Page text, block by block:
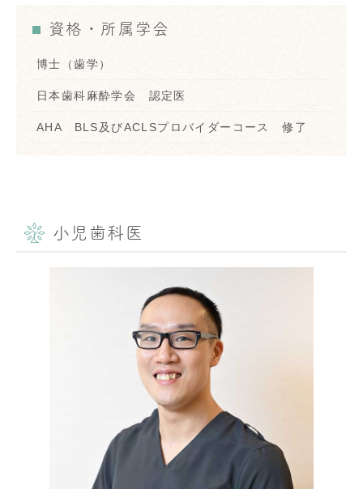
資格・所属学会
博士（歯学）
日本歯科麻酔学会 認定医
AHA BLS及びACLSプロバイダーコース 修了
小児歯科医